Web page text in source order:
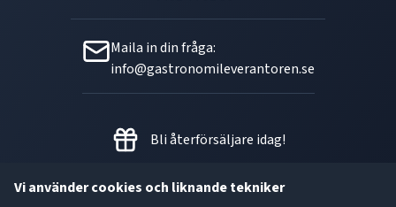
Vi använder cookies och liknande tekniker
Maila in din fråga:
info@gastronomileverantoren.se
Bli återförsäljare idag!